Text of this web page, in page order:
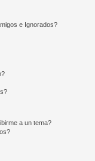
e Ignorados?
a un tema?